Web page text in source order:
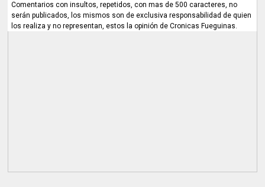
Comentarios con insultos, repetidos, con mas de 500 caracteres, no
serán publicados, los mismos son de exclusiva responsabilidad de quien
los realiza y no representan, estos la opinión de Cronicas Fueguinas.